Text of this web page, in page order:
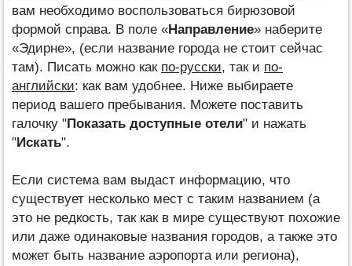
вам необходимо воспользоваться бирюзовой
формой справа. В поле «Направление» наберите
«Эдирне», (если название города не стоит сейчас
там). Писать можно как по-русски, так и по-
английски: как вам удобнее. Ниже выбираете
период вашего пребывания. Можете поставить
галочку "Показать доступные отели" и нажать
"Искать".
Если система вам выдаст информацию, что
существует несколько мест с таким названием (а
это не редкость, так как в мире существуют похожие
или даже одинаковые названия городов, а также это
может быть название аэропорта или региона),